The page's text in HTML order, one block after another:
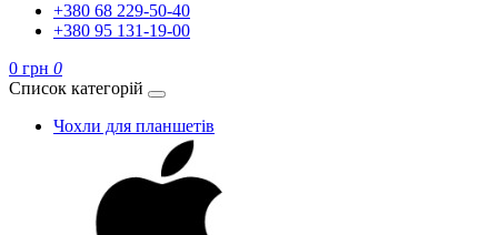
+380 68 229-50-40
+380 95 131-19-00
0 грн 0
Список категорій
Чохли для планшетів